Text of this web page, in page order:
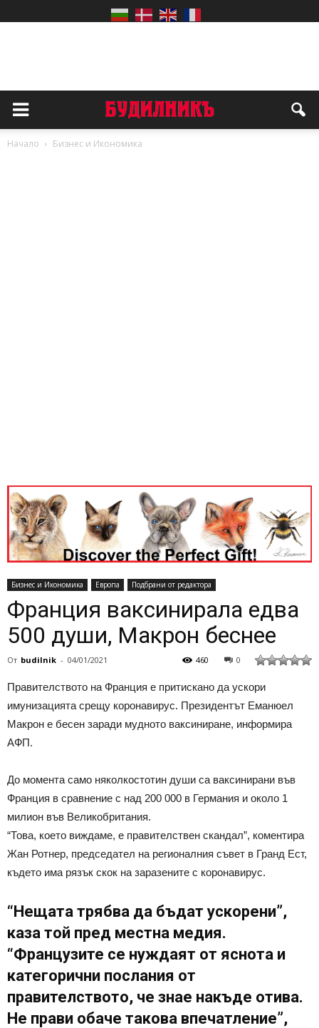
Начало Бизнес и Икономика
Бизнес и Икономика Европа Подбрани от редактора
Франция ваксинирала едва
500 души, Макрон беснее
От budilnik - 04/01/2021 0
460
Правителството на Франция е притискано да ускори
имунизацията срещу коронавирус. Президентът Еманюел
Макрон е бесен заради мудното ваксиниране, информира
АФП.
До момента само няколкостотин души са ваксинирани във
Франция в сравнение с над 200 000 в Германия и около 1
милион във Великобритания.
“Това, което виждаме, е правителствен скандал”, коментира
Жан Ротнер, председател на регионалния съвет в Гранд Ест,
където има рязък скок на заразените с коронавирус.
“Нещата трябва да бъдат ускорени”,
каза той пред местна медия.
“Французите се нуждаят от яснота и
категорични послания от
правителството, че знае накъде отива.
Не прави обаче такова впечатление”,